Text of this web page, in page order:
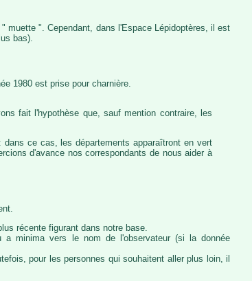
muette ". Cependant, dans l'Espace Lépidoptères, il est
bas).
1980 est prise pour charnière.
fait l'hypothèse que, sauf mention contraire, les
ce cas, les départements apparaîtront en vert
d'avance nos correspondants de nous aider à
récente figurant dans notre base.
a minima vers le nom de l'observateur (si la donnée
pour les personnes qui souhaitent aller plus loin, il